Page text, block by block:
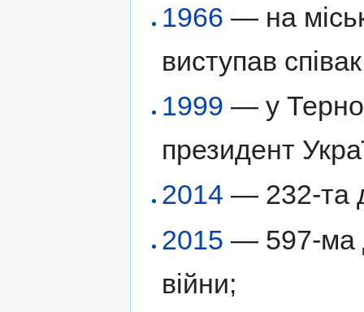
1966 — на
виступав
1999 — у
президент
2014 — 232-та
2015 — 597-ма
війни;